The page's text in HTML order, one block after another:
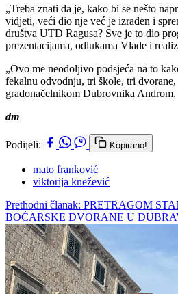
„Treba znati da je, kako bi se nešto
vidjeti, veći dio nje već je izrađen i
društva UTD Ragusa? Sve je to dio
prezentacijama, odlukama Vlade i
„Ovo me neodoljivo podsjeća na to
fekalnu odvodnju, tri škole, tri
gradonačelnikom Dubrovnika
dm
Podijeli: Kopirano!
mato franković
viktorija knežević
Prethodni članak: PRETRAGOM
BOĆARSKE DVORANE U